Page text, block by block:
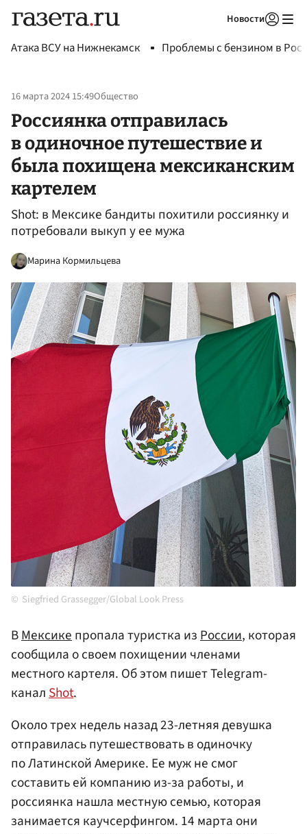
Новости
Атака ВСУ на Нижнекамск Проблемы с бензином в
16 марта 2024 15:49Общество
Россиянка отправилась
в одиночное путешествие и
была похищена мексиканским
картелем
Shot: в Мексике бандиты похитили россиянку и
потребовали выкуп у ее мужа
Марина Кормильцева
Siegfried Grassegger/Global Look Press
ВМексикепропала туристка изРоссии, которая
сообщила о своем похищении членами
местного картеля. Об этом пишет Telegram-
каналShot.
Около трех недель назад 23-летняя девушка
отправилась путешествовать в одиночку
по Латинской Америке. Ее муж не смог
составить ей компанию из-за работы, и
россиянка нашла местную семью, которая
занимается каучсерфингом. 14 марта они